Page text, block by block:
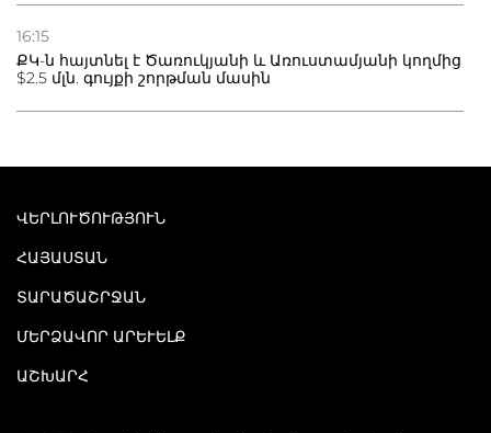
16:15
ՔԿ-ն հայտնել է Ծառուկյանի և Առուստամյանի կողմից
$2.5 մլն. գույքի շորթման մասին
ՎԵՐԼՈՒԾՈՒԹՅՈՒՆ
ՀԱՅԱՍՏԱՆ
ՏԱՐԱԾԱՇՐՋԱՆ
ՄԵՐՁԱՎՈՐ ԱՐԵՒԵԼՔ
ԱՇԽԱՐՀ